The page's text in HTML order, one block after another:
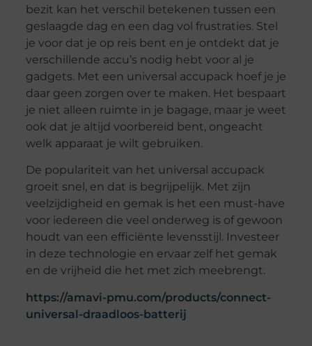
bezit kan het verschil betekenen tussen een
geslaagde dag en een dag vol frustraties. Stel
je voor dat je op reis bent en je ontdekt dat je
verschillende accu’s nodig hebt voor al je
gadgets. Met een universal accupack hoef je je
daar geen zorgen over te maken. Het bespaart
je niet alleen ruimte in je bagage, maar je weet
ook dat je altijd voorbereid bent, ongeacht
welk apparaat je wilt gebruiken.
De populariteit van het universal accupack
groeit snel, en dat is begrijpelijk. Met zijn
veelzijdigheid en gemak is het een must-have
voor iedereen die veel onderweg is of gewoon
houdt van een efficiënte levensstijl. Investeer
in deze technologie en ervaar zelf het gemak
en de vrijheid die het met zich meebrengt.
https://amavi-pmu.com/products/connect-
universal-draadloos-batterij